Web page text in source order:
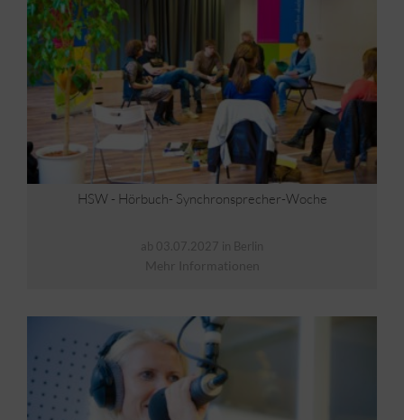
HSW - Hörbuch- Synchronsprecher-Woche
ab 03.07.2027 in Berlin
Mehr Informationen